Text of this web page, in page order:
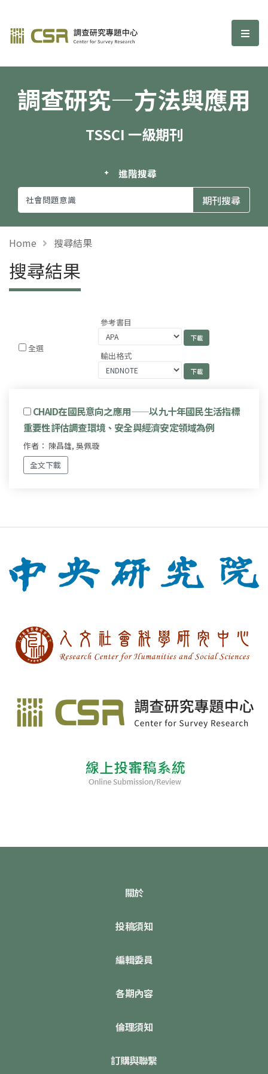
調查研究—方法與應用期刊 選
調查研究—方法與應用
TSSCI 一級期刊
進階搜尋
Home 搜尋結果
搜尋結果
全選
參考書目
輸出格式
CHAID在國民意向之應用——以九十年國民生活指標
重要性評估調查環境、安全與經濟安定領域為例
作者： 陳昌雄, 吳佩璇
全文下載
關於
投稿須知
編輯委員
各期內容
倫理須知
訂購與聯繫